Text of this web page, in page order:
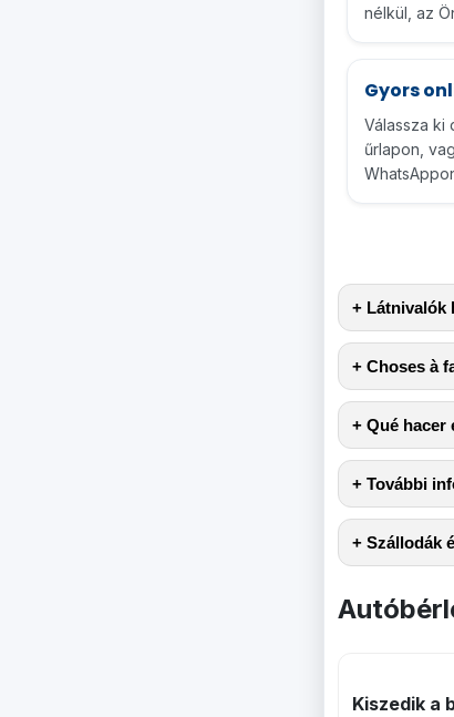
nélkül, az
Gyors
Válassza ki
űrlapon,
+ Látnivalók
+ Choses à
+ Qué hacer
+ További
+ Szállodák
Kiszedik a